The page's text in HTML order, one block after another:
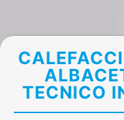
TECNICO